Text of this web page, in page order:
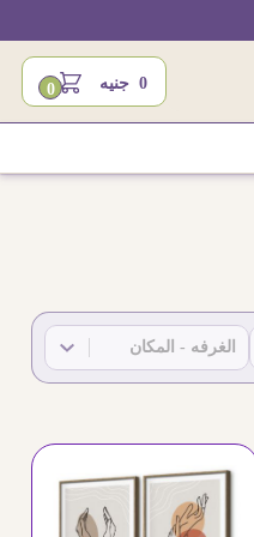
0 جنيه 0
SA-(Rooms)-2
Select content